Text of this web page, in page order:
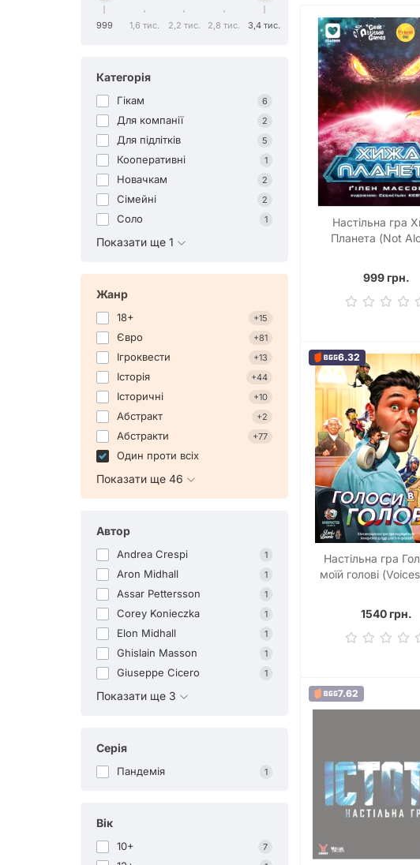
999 1,6 тис. 2,2 тис. 2,8 тис. 3,4 тис.
Категорія
Гікам 6
Для компанії 2
Для підлітків 5
Кооперативні 1
Новачкам 2
Сімейні 2
Соло 1
Показати ще 1
Жанр
18+ +15
Євро +81
Ігроквести +13
Історія +44
Історичні +10
Абстракт +2
Абстракти +77
Один проти всіх
Показати ще 46
Автор
Andrea Crespi 1
Aron Midhall 1
Assar Pettersson 1
Corey Konieczka 1
Elon Midhall 1
Ghislain Masson 1
Giuseppe Cicero 1
Показати ще 3
Серія
Пандемія 1
Вік
10+ 7
Настільна гра
Планета (Not
999 грн.
6.32
Настільна гра
моїй голові
1540 грн.
7.62